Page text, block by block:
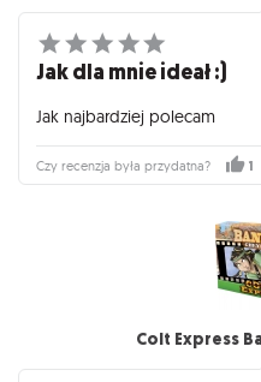
Jak dla mnie ideał :)
Jak najbardziej polecam
Czy recenzja była przydatna? 1
Colt Express